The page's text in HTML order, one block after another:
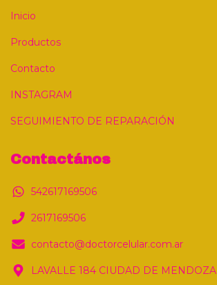
Inicio
Productos
Contacto
INSTAGRAM
SEGUIMIENTO DE REPARACIÓN
Contactános
542617169506
2617169506
contacto@doctorcelular.com.ar
LAVALLE 184 CIUDAD DE MENDOZA